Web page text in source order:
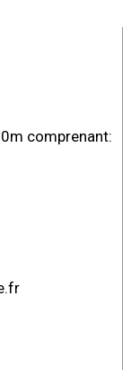
comprenant: